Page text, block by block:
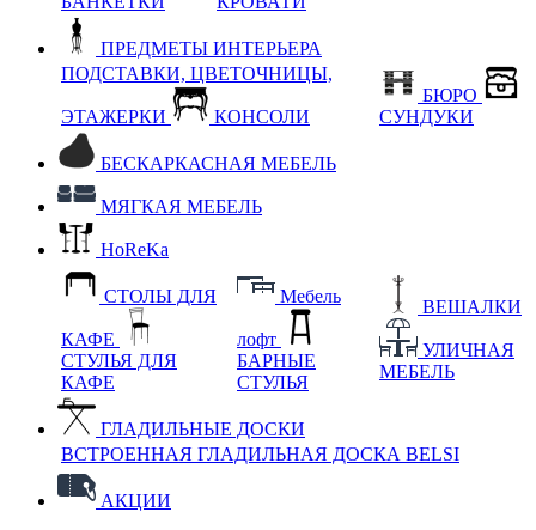
ПРЕДМЕТЫ ИНТЕРЬЕРА
ПОДСТАВКИ, ЦВЕТОЧНИЦЫ,
ЭТАЖЕРКИ КОНСОЛИ
БЮРО
СУНДУКИ
БЕСКАРКАСНАЯ МЕБЕЛЬ
МЯГКАЯ МЕБЕЛЬ
HoReKa
СТОЛЫ ДЛЯ
КАФЕ
СТУЛЬЯ ДЛЯ
КАФЕ
Мебель
лофт
БАРНЫЕ
СТУЛЬЯ
ВЕШАЛКИ
УЛИЧНАЯ
МЕБЕЛЬ
ГЛАДИЛЬНЫЕ ДОСКИ
ВСТРОЕННАЯ ГЛАДИЛЬНАЯ ДОСКА BELSI
АКЦИИ